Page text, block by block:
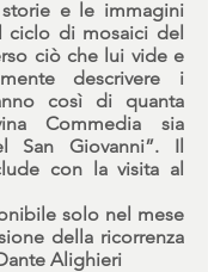
e le immagini
ciclo di mosaici del
ciò che lui vide e
descrivere i
così di quanta
Commedia sia
San Giovanni”. Il
con la visita al
solo nel mese
della ricorrenza
Alighieri